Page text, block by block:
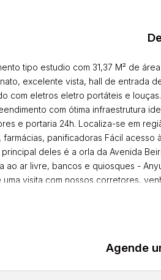
tipo estudio com 31,37 M² de
excelente vista, hall de entrada
com eletros eletro portáteis e louças.
com ótima infraestrutura
e portaria 24h. Localiza-se em
farmácias, panificadoras Fácil acesso
principal deles é a orla da Avenida
ao ar livre, bancos e quiosques -
uma visita com nossos corretores,
imóveis anunciados estão sujeitos
incêndio, laudêmio entre outros que
a qualquer momento. Solicite o valor
Agende